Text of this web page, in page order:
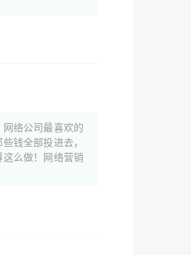
络公司最喜欢的
钱全部投进去，
么做！网络营销